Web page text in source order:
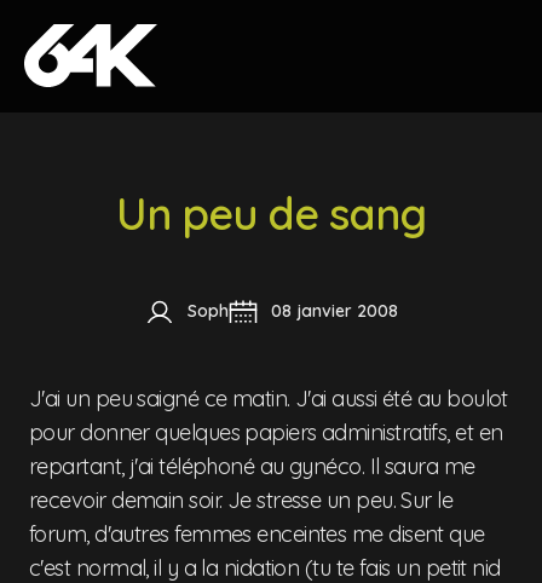
Skip to content
Un peu de sang
Soph 08 janvier 2008
J'ai un peu saigné ce matin. J'ai aussi été au boulot
pour donner quelques papiers administratifs, et en
repartant, j'ai téléphoné au gynéco. Il saura me
recevoir demain soir. Je stresse un peu. Sur le
forum, d'autres femmes enceintes me disent que
c'est normal, il y a la nidation (tu te fais un petit nid